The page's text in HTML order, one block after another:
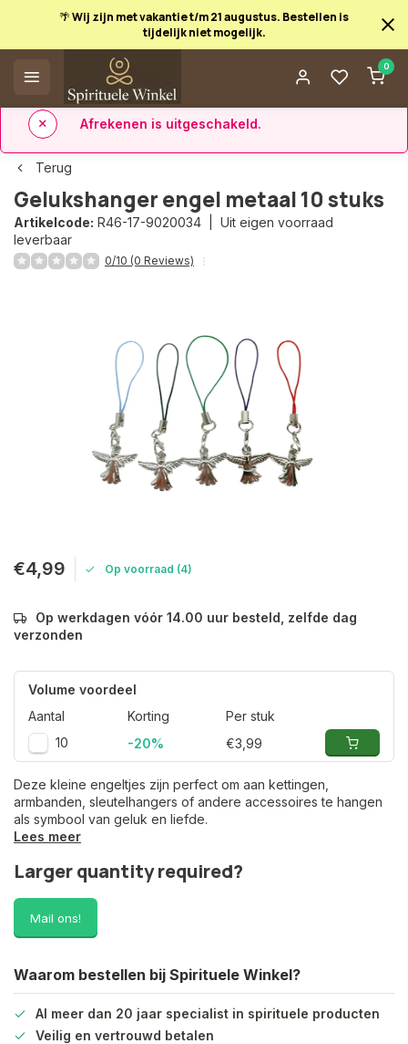
🌴 Wij zijn met vakantie t/m 21 augustus. Bestellen is
tijdelijk niet mogelijk.
0
✅ 14 dagen retourrecht ✅ Direct uit eigen voorraad leverbaar
Afrekenen is uitgeschakeld.
Terug
Gelukshanger engel metaal 10 stuks
Artikelcode: R46-17-9020034 | Uit eigen voorraad
leverbaar
0/10 (0 Reviews)
€4,99 Op voorraad (4)
Op werkdagen vóór 14.00 uur besteld, zelfde dag
verzonden
Volume voordeel
Aantal
Korting
Per stuk
10
-20% €3,99
Deze kleine engeltjes zijn perfect om aan kettingen,
armbanden, sleutelhangers of andere accessoires te hangen
als symbool van geluk en liefde.
Lees meer
Larger quantity required?
Mail ons!
Waarom bestellen bij Spirituele Winkel?
Al meer dan 20 jaar specialist in spirituele producten
Veilig en vertrouwd betalen